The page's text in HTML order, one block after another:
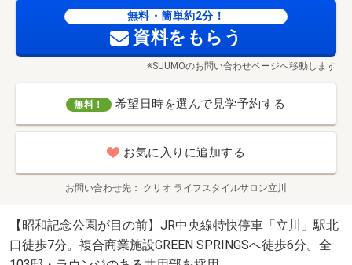
無料・簡単約2分！
資料をもらう
※SUUMOのお問い合わせページへ移動します
無料！ 希望日時を選んで見学予約する
お気に入りに追加する
お問い合わせ先 クリオ ライフスタイルサロン立川
【昭和記念公園が目の前】JR中央線特快停車「立川」駅北
口徒歩7分。複合商業施設GREEN SPRINGSへ徒歩6分。全